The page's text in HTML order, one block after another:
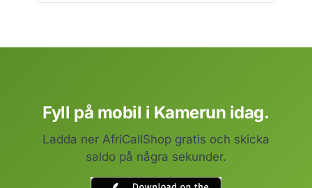
Fyll på mobil i Kamerun idag.
Ladda ner AfriCallShop gratis och skicka
saldo på några sekunder.